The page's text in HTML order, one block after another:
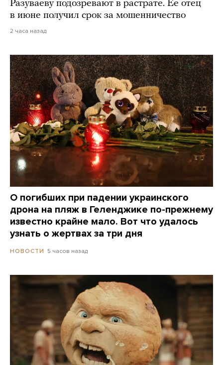
Разуваеву подозревают в растрате. Ее отец
в июне получил срок за мошенничество
2 часа назад
О погибших при падении украинского
дрона на пляж в Геленджике по-прежнему
известно крайне мало. Вот что удалось
узнать о жертвах за три дня
НОВОСТИ 5 часов назад